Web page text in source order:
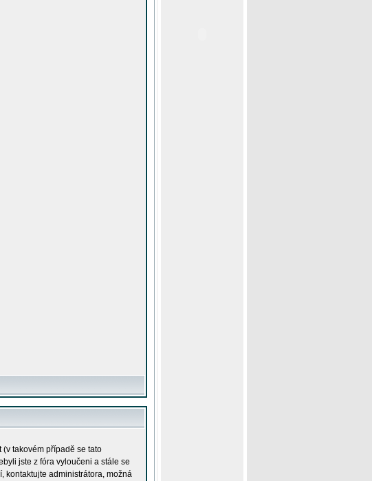
takovém případě se tato
jste z fóra vyloučeni a stále se
kontaktujte administrátora, možná